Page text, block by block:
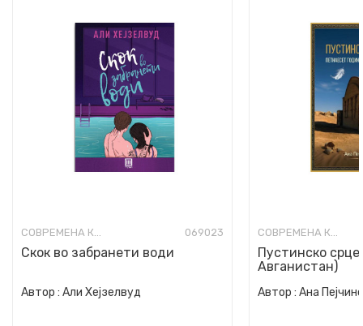
СОВРЕМЕНА КНИЖЕВНОСТ 069023
Скок во забранети води
Автор : Али Хејзелвуд
СОВРЕМЕНА КНИЖЕВНОСТ
Пустинско срце
Авганистан)
Автор : Ана